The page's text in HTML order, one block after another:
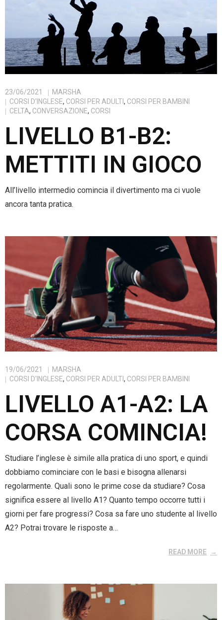
23/06/2021
MARSHA
CORSI D'INGLESE, CORSI PER ADULTI , CORSI PER BAMBINI
CELTA, CONVERSAZIONE, CORSI
LIVELLO B1-B2:
METTITI IN GIOCO
All’livello intermedio comincia il divertimento ma ci vuole
ancora tanta pratica.
19/06/2021
MARSHA
CORSI D'INGLESE, CORSI PER ADULTI , CORSI PER BAMBINI
LIVELLO A1-A2: LA
CORSA COMINCIA!
Studiare l’inglese è simile alla pratica di uno sport, e quindi
dobbiamo cominciare con le basi e bisogna allenarsi
regolarmente. Quali sono le prime cose da studiare? Cosa
significa essere al livello A1? Quanto tempo occorre tutti i
giorni per fare progressi? Cosa sa fare uno studente al livello
A2? Potrai trovare le risposte a…
READ MORE